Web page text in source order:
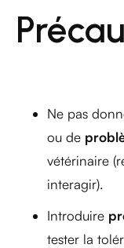
Ne pas
ou de
vétérinaire
interagir).
Introduire
tester la